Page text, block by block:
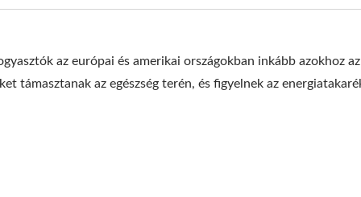
az európai és amerikai országokban inkább azokhoz az
támasztanak az egészség terén, és figyelnek az